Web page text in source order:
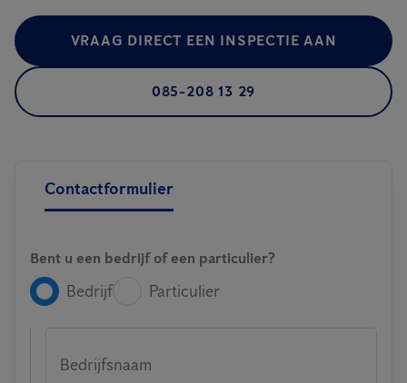
VRAAG DIRECT EEN INSPECTIE AAN
085-208 13 29
Contactformulier
Bent u een bedrijf of een particulier?
Bedrijf Particulier
Bedrijfsnaam